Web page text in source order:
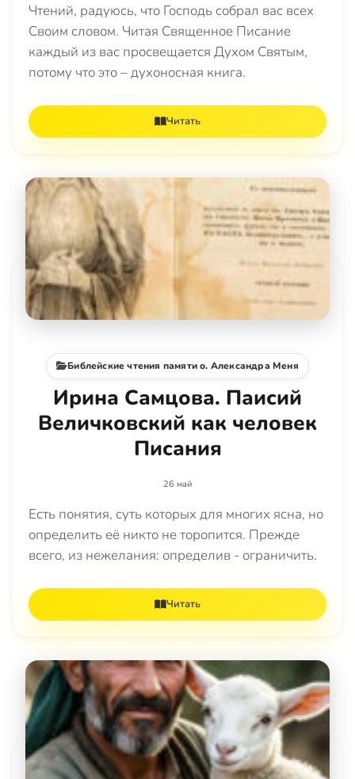
Чтений, радуюсь, что Господь собрал вас всех
Своим словом. Читая Священное Писание
каждый из вас просвещается Духом Святым,
потому что это – духоносная книга.
Читать
Библейские чтения памяти о. Александра Меня
Ирина Самцова. Паисий
Величковский как человек
Писания
26 май
Есть понятия, суть которых для многих ясна, но
определить её никто не торопится. Прежде
всего, из нежелания: определив - ограничить.
Читать